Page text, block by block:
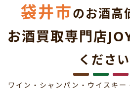
袋井市のお酒高
お酒買取専門店
ください
ワイン・シャンパン・ウイスキー